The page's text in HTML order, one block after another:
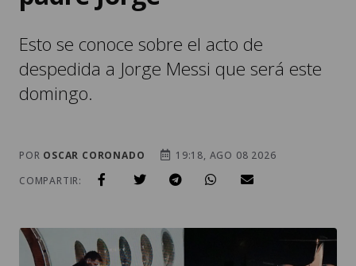
Esto se conoce sobre el acto de
despedida a Jorge Messi que será este
domingo.
POR OSCAR CORONADO
19:18, AGO 08 2026
COMPARTIR: